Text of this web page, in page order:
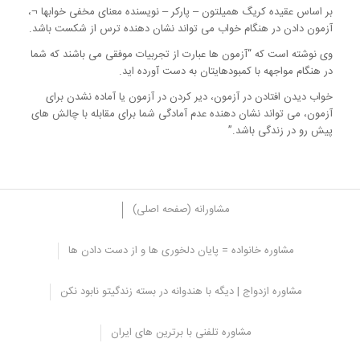
بر اساس عقیده کریگ همیلتون – پارکر – نویسنده معنای مخفی خوابها ¬،
آزمون دادن در هنگام خواب می تواند نشان دهنده ترس از شکست باشد.
وی نوشته است که “آزمون ها عبارت از تجربیات موفقی می باشند که شما
در هنگام مواجهه با کمبودهایتان به دست آورده اید.
خواب دیدن افتادن در آزمون، دیر کردن در آزمون یا آماده نشدن برای
آزمون، می تواند نشان دهنده عدم آمادگی شما برای مقابله با چالش های
پیش رو در زندگی باشد.”
مشاورانه (صفحه اصلی)
مشاوره خانواده = پایان دلخوری ها و از دست دادن ها
مشاوره ازدواج | دیگه با هندوانه در بسته زندگیتو نابود نکن
مشاوره تلفنی با برترین های ایران
خواب دیدن این مورد که همسر شما یا دوست عاطفی شما به شما خیانت
می کند و با یک نفر دیگر رابطه برقرار می کند، می تواند واقعا دلسرد کننده
و ناراحت کننده باشد.